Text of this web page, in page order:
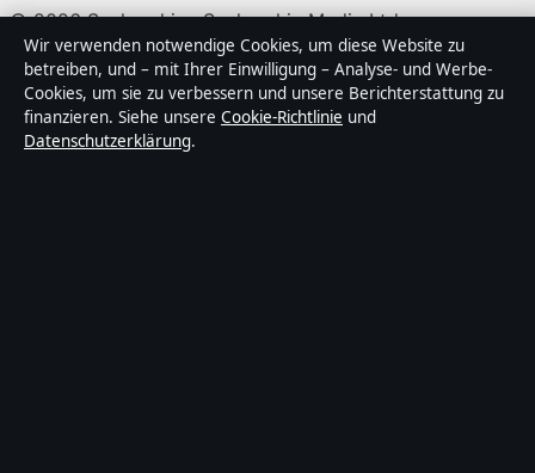
© 2026 Sacharchiv · Sacharchiv Media Ltd. ·
So prüfen wir unsere Berichterstattung·WorldRSS
Wir verwenden notwendige Cookies, um diese Website zu
betreiben, und – mit Ihrer Einwilligung – Analyse- und Werbe-
Cookies, um sie zu verbessern und unsere Berichterstattung zu
finanzieren. Siehe unsere Cookie-Richtlinie und
Datenschutzerklärung.
↑